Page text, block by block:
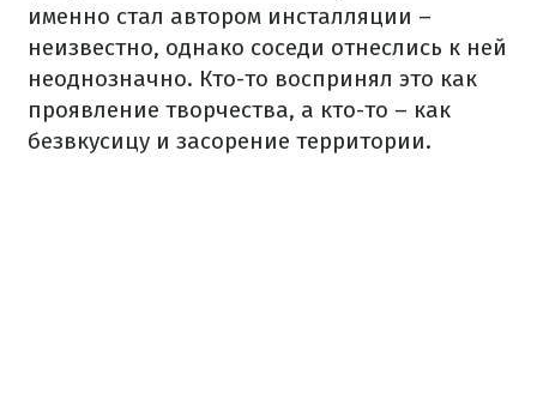
именно стал автором инсталляции –
неизвестно, однако соседи отнеслись к ней
неоднозначно. Кто-то воспринял это как
проявление творчества, а кто-то – как
безвкусицу и засорение территории.